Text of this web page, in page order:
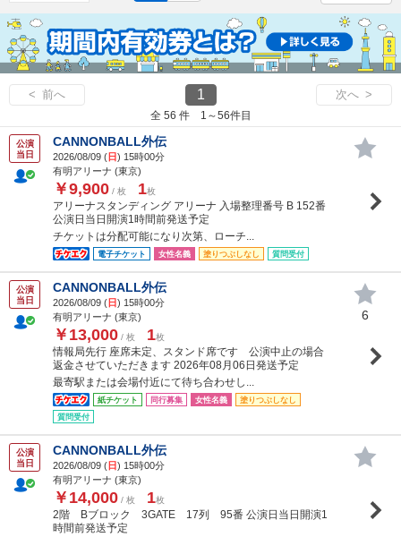
< 前へ 1 次へ >
全 56 件 1～56件目
公演
当日
CANNONBALL外伝
2026/08/09 (日) 15時00分
有明アリーナ (東京)
￥9,900 / 枚 1枚
アリーナスタンディング アリーナ 入場整理番号 B 152番
公演日当日開演1時間前発送予定
チケットは分配可能になり次第、ローチ...
電子チケット 女性名義 塗りつぶしなし 質問受付
公演
当日
CANNONBALL外伝
2026/08/09 (日) 15時00分
有明アリーナ (東京)
￥13,000 / 枚 1枚
情報局先行 座席未定、スタンド席です 公演中止の場合
返金させていただきます 2026年08月06日発送予定
最寄駅または会場付近にて待ち合わせし...
紙チケット 同行募集 女性名義
塗りつぶしなし
質問受付
6
公演
当日
CANNONBALL外伝
2026/08/09 (日) 15時00分
有明アリーナ (東京)
￥14,000 / 枚 1枚
2階 Bブロック 3GATE 17列 95番 公演日当日開演1
時間前発送予定